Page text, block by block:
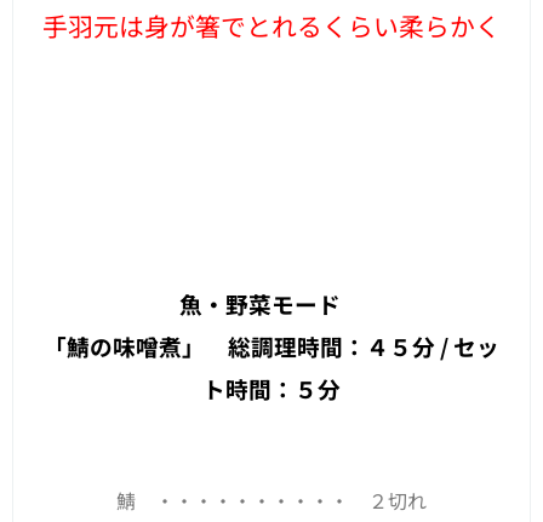
手羽元は身が箸でとれるくらい柔らかく
魚・野菜モード
「鯖の味噌煮」 総調理時間：４５分 / セッ
ト時間：５分
鯖 ・・・・・・・・・・ ２切れ